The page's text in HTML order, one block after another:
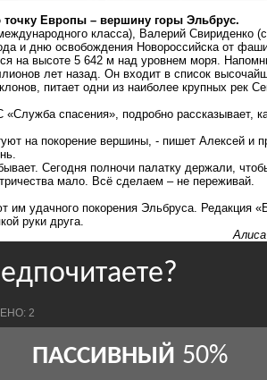
точку Европы – вершину горы Эльбрус.
класса), Валерий Свириденко
и дню освобождения Новороссийска от
на высоте 5 642 м над уровнем моря.
лет назад. Он входит в список
питает одни из наиболее крупных рек
спасения», подробно рассказывает,
на покорение вершины, - пишет Алексей и
Сегодня полночи палатку держали,
мало. Всё сделаем – не переживай.
удачного покорения Эльбруса. Редакция
руки друга.